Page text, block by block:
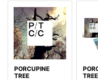
PORCUPINE
TREE
TREE